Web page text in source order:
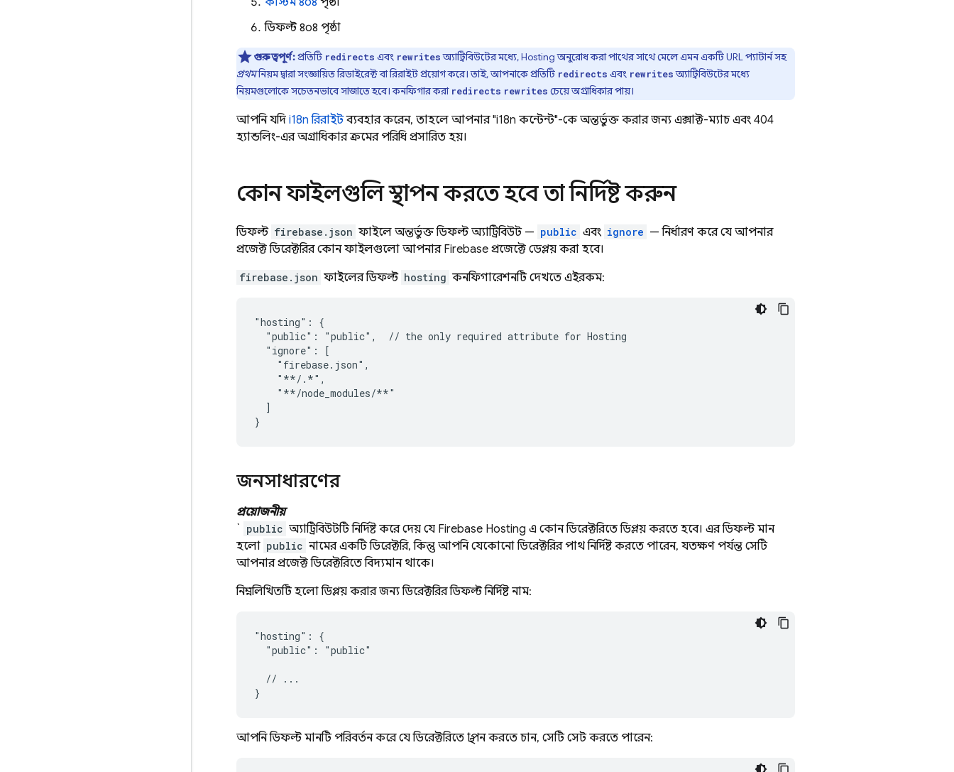
ডিফল্ট ৪০৪ পৃষ্ঠা
গুরুত্বপূর্ণ:প্রতিটি redirects এবং rewritesঅ্যাট্রিবিউটের মধ্যে,Hostingঅনুরোধ করা পাথের সাথে মেলে এমন একটি URL প্যাটার্ন সহ
প্রথমনিয়ম দ্বারা সংজ্ঞায়িত রিডাইরেক্ট বা রিরাইট প্রয়োগ করে। তাই, আপনাকে প্রতিটি redirects এবং rewritesঅ্যাট্রিবিউটের মধ্যে
নিয়মগুলোকে সচেতনভাবে সাজাতে হবে। কনফিগার করা redirects rewrites চেয়ে অগ্রাধিকার পায়।
আপনি যদি i18n রিরাইটব্যবহার করেন, তাহলে আপনার "i18n কন্টেন্ট"-কে অন্তর্ভুক্ত করার জন্য এক্সাক্ট-ম্যাচ এবং 404
হ্যান্ডলিং-এর অগ্রাধিকার ক্রমের পরিধি প্রসারিত হয়।
কোন ফাইলগুলি স্থাপন করতে হবে তা নির্দিষ্ট করুন
ডিফল্ট firebase.json ফাইলে অন্তর্ভুক্ত ডিফল্ট অ্যাট্রিবিউট — public এবং ignore — নির্ধারণ করে যে আপনার
প্রজেক্ট ডিরেক্টরির কোন ফাইলগুলো আপনার Firebase প্রজেক্টে ডেপ্লয় করা হবে।
firebase.json ফাইলের ডিফল্ট hosting কনফিগারেশনটি দেখতে এইরকম:
"hosting": {
  "public": "public",  // the only required attribute for
Hosting
  "ignore": [
    "firebase.json",
    "**/.*",
    "**/node_modules/**"
  ]
জনসাধারণের
প্রয়োজনীয়
` public অ্যাট্রিবিউটটি নির্দিষ্ট করে দেয় যে Firebase Hosting এ কোন ডিরেক্টরিতে ডিপ্লয় করতে হবে। এর ডিফল্ট মান
হলো public নামের একটি ডিরেক্টরি, কিন্তু আপনি যেকোনো ডিরেক্টরির পাথ নির্দিষ্ট করতে পারেন, যতক্ষণ পর্যন্ত সেটি
আপনার প্রজেক্ট ডিরেক্টরিতে বিদ্যমান থাকে।
নিম্নলিখিতটি হলো ডিপ্লয় করার জন্য ডিরেক্টরির ডিফল্ট নির্দিষ্ট নাম:
"hosting": {
  "public": "public"
  // ...
আপনি ডিফল্ট মানটি পরিবর্তন করে যে ডিরেক্টরিতে স্থাপন করতে চান, সেটি সেট করতে পারেন: